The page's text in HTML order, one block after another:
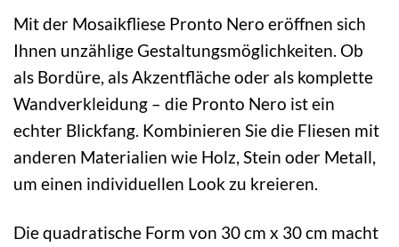
Mit der Mosaikfliese Pronto Nero eröffnen sich
Ihnen unzählige Gestaltungsmöglichkeiten. Ob
als Bordüre, als Akzentfläche oder als komplette
Wandverkleidung – die Pronto Nero ist ein
echter Blickfang. Kombinieren Sie die Fliesen mit
anderen Materialien wie Holz, Stein oder Metall,
um einen individuellen Look zu kreieren.
Die quadratische Form von 30 cm x 30 cm macht